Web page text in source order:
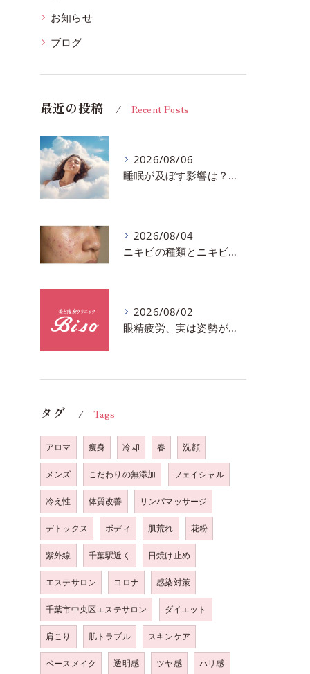
お知らせ
ブログ
最近の投稿 Recent Posts
2026/08/06
睡眠が及ぼす影響は？千葉市おすすめメニュー全身リンパマッサージで全身スッキリ♪
2026/08/04
ニキビの種類とニキビを作らないスキンケア方法♪千葉市中央区フェイシャルエステサロン
2026/08/02
眼精疲労、実は姿勢が原因かも?駅近おすすめメニュー全身リンパマッサージで全身スッキリ♪
タグ Tags
アロマ 痩身 冷却 春 洗顔
メンズ こだわりの無添加 フェイシャル
冷え性 体質改善 リンパマッサージ
デトックス ボディ 肌荒れ 花粉
紫外線 千葉駅近く 日焼け止め
エステサロン コロナ 感染対策
千葉市中央区エステサロン ダイエット
肩こり 肌トラブル スキンケア
ベースメイク 透明感 ツヤ感 ハリ感